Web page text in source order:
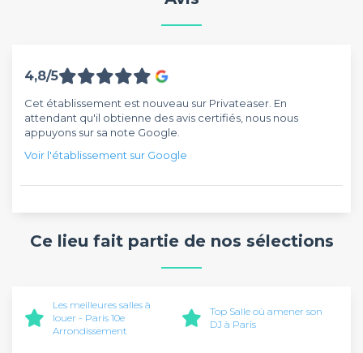
4,8/5
Cet établissement est nouveau sur Privateaser. En
attendant qu'il obtienne des avis certifiés, nous nous
appuyons sur sa note Google.
Voir l'établissement sur Google
Ce lieu fait partie de nos sélections
Les meilleures salles à
louer - Paris 10e
Arrondissement
Top Salle où amener son
DJ à Paris